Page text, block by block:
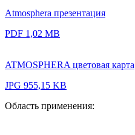
Atmosphera презентация
PDF 1,02 MB
ATMOSPHERA цветовая карта
JPG 955,15 KB
Область применения: